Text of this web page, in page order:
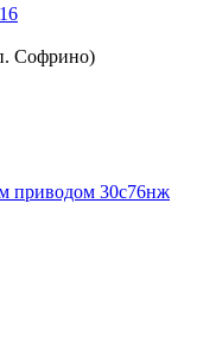
Софрино)
приводом 30с76нж